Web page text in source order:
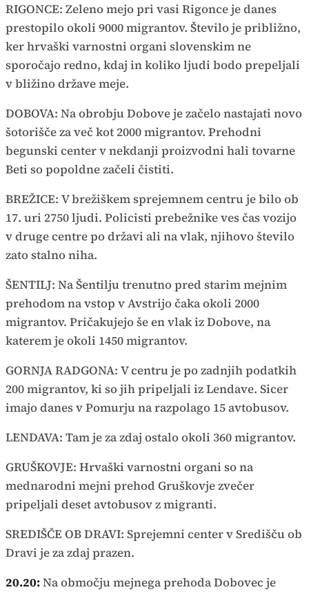
RIGONCE: Zeleno mejo pri vasi Rigonce je danes
prestopilo okoli 9000 migrantov. Število je približno,
ker hrvaški varnostni organi slovenskim ne
sporočajo redno, kdaj in koliko ljudi bodo prepeljali
v bližino države meje.
DOBOVA: Na obrobju Dobove je začelo nastajati novo
šotorišče za več kot 2000 migrantov. Prehodni
begunski center v nekdanji proizvodni hali tovarne
Beti so popoldne začeli čistiti.
BREŽICE: V brežiškem sprejemnem centru je bilo ob
17. uri 2750 ljudi. Policisti prebežnike ves čas vozijo
v druge centre po državi ali na vlak, njihovo število
zato stalno niha.
ŠENTILJ: Na Šentilju trenutno pred starim mejnim
prehodom na vstop v Avstrijo čaka okoli 2000
migrantov. Pričakujejo še en vlak iz Dobove, na
katerem je okoli 1450 migrantov.
GORNJA RADGONA: V centru je po zadnjih podatkih
200 migrantov, ki so jih pripeljali iz Lendave. Sicer
imajo danes v Pomurju na razpolago 15 avtobusov.
LENDAVA: Tam je za zdaj ostalo okoli 360 migrantov.
GRUŠKOVJE: Hrvaški varnostni organi so na
mednarodni mejni prehod Gruškovje zvečer
pripeljali deset avtobusov z migranti.
SREDIŠČE OB DRAVI: Sprejemni center v Središču ob
Dravi je za zdaj prazen.
20.20:Na območju mejnega prehoda Dobovec je